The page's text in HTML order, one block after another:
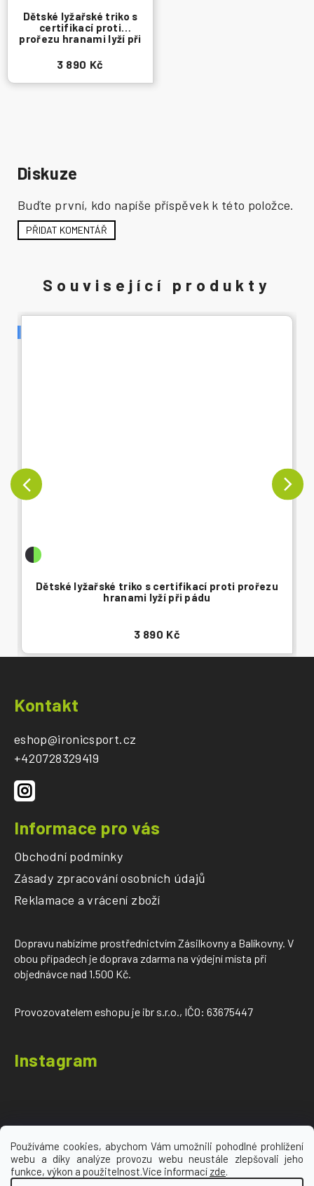
Používáme cookies, abychom Vám umožnili pohodlné prohlížení
webu a díky analýze provozu webu neustále zlepšovali jeho
funkce, výkon a použitelnost.Více informací zde.
Dětské lyžařské triko s certifikací proti prořezu
hranami lyží při pádu
3 890 Kč
Dětské lyžařské triko s
certifikací proti
prořezu hranami lyží při
3 890 Kč
Diskuze
Buďte první, kdo napíše příspěvek k této položce.
PŘIDAT KOMENTÁŘ
Kontakt
eshop@ironicsport.cz
+420728329419
Informace pro vás
Obchodní podmínky
Zásady zpracování osobních údajů
Reklamace a vrácení zboží
Dopravu nabízíme prostřednictvím Zásilkovny a Balíkovny. V
obou případech je doprava zdarma na výdejní místa při
objednávce nad 1.500 Kč.
Provozovatelem eshopu je ibr s.r.o., IČO: 63675447
Instagram
Sledovat na Instagramu